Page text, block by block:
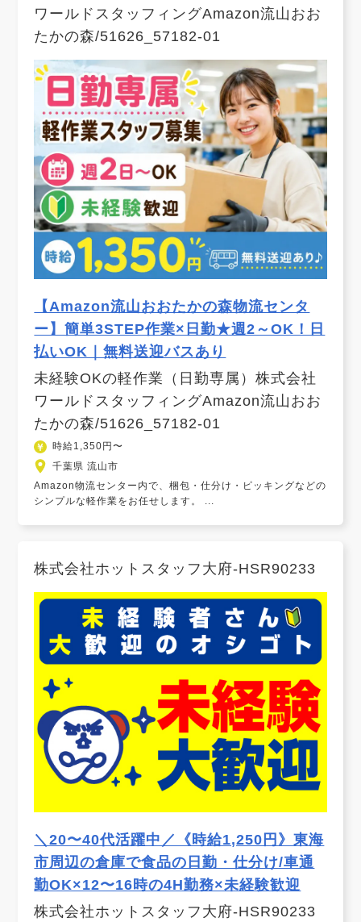
ワールドスタッフィングAmazon流山おお
たかの森/51626_57182-01
【Amazon流山おおたかの森物流センタ
ー】簡単3STEP作業×日勤★週2～OK！日
払いOK｜無料送迎バスあり
未経験OKの軽作業（日勤専属）株式会社
ワールドスタッフィングAmazon流山おお
たかの森/51626_57182-01
時給1,350円〜
千葉県 流山市
Amazon物流センター内で、梱包・仕分け・ピッキングなどの
シンプルな軽作業をお任せします。 ...
株式会社ホットスタッフ大府-HSR90233
＼20〜40代活躍中／《時給1,250円》東海
市周辺の倉庫で食品の日勤・仕分け/車通
勤OK×12〜16時の4H勤務×未経験歓迎
株式会社ホットスタッフ大府-HSR90233